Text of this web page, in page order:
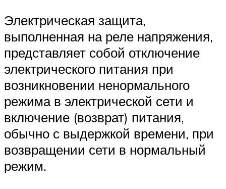
Электрическая защита,
выполненная на реле напряжения,
представляет собой отключение
электрического питания при
возникновении ненормального
режима в электрической сети и
включение (возврат) питания,
обычно с выдержкой времени, при
возвращении сети в нормальный
режим.